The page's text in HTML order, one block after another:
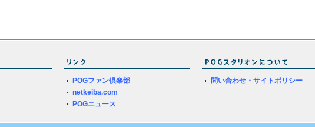
POGファン倶楽部
netkeiba.com
POGニュース
問い合わせ・サイトポリシー